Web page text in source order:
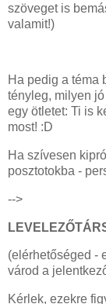
szöveget is
valamit!)
Ha pedig a téma
tényleg, milyen
egy ötletet: Ti is
most! :D
Ha szívesen
posztotokba -
-->
(elérhetőséged -
várod a
Kérlek, ezekre